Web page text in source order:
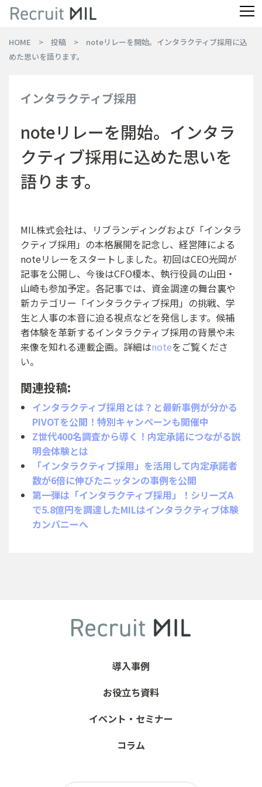
HOME 投稿
noteリレーを開始。インタラクティブ採用に込
めた思いを語ります。
インタラクティブ採用
noteリレーを開始。インタラ
クティブ採用に込めた思いを
語ります。
MIL株式会社は、リブランディングおよび「インタラ
クティブ採用」の本格展開を記念し、経営陣による
noteリレーをスタートしました。初回はCEO光岡が
記事を公開し、今後はCFO榎本、執行役員の山田・
山崎も参加予定。各記事では、資金調達の舞台裏や
新カテゴリー「インタラクティブ採用」の挑戦、学
生と人事の本音に迫る視点などを発信します。候補
者体験を革新するインタラクティブ採用の背景や未
来像を知れる連載企画。詳細はnoteをご覧くださ
い。
関連投稿:
インタラクティブ採用とは？と最新事例が分かる
PIVOTを公開！特別キャンペーンも開催中
Z世代400名調査から導く！内定承諾につながる説
明会体験とは
「インタラクティブ採用」を活用して内定承諾者
数が6倍に伸びたニッタンの事例を公開
第一弾は「インタラクティブ採用」！シリーズA
で5.8億円を調達したMILはインタラクティブ体験
カンパニーへ
導入事例
お役立ち資料
イベント・セミナー
コラム